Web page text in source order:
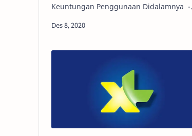
Keuntungan Penggunaan Didalamnya -
produk layanan berupa telekomunikasi XL